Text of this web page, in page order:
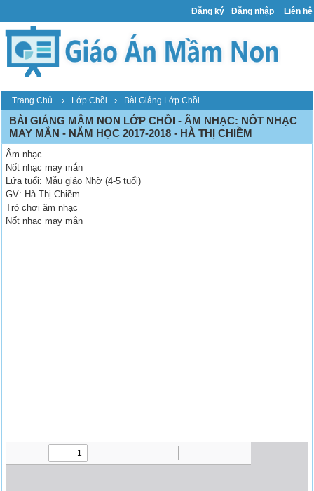
Đăng ký Đăng nhập Liên hệ
Trang Chủ › Lớp Chồi › Bài Giảng Lớp Chồi
BÀI GIẢNG MẦM NON LỚP CHỒI - ÂM NHẠC: NỐT NHẠC
MAY MẮN - NĂM HỌC 2017-2018 - HÀ THỊ CHIỀM
Âm nhạc
Nốt nhạc may mắn
Lứa tuổi: Mẫu giáo Nhỡ (4-5 tuổi)
GV: Hà Thị Chiềm
Trò chơi âm nhạc
Nốt nhạc may mắn